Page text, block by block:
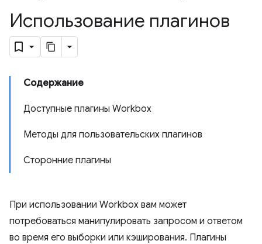
Использование плагинов
Содержание
Доступные плагины Workbox
Методы для пользовательских плагинов
Сторонние плагины
При использовании Workbox вам может
потребоваться манипулировать запросом и ответом
во время его выборки или кэширования. Плагины